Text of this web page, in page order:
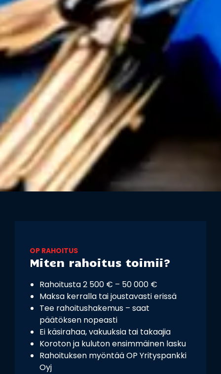
OP RAHOITUS
Miten rahoitus toimii?
Rahoitusta 2 500 € – 50 000 €
Maksa kerralla tai joustavasti erissä
Tee rahoitushakemus – saat
päätöksen nopeasti
Ei käsirahaa, vakuuksia tai takaajia
Koroton ja kuluton ensimmäinen lasku
Rahoituksen myöntää OP Yrityspankki
Oyj